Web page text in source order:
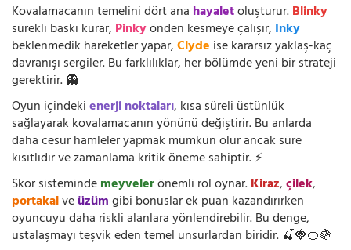
Kovalamacanın temelini dört ana hayaletoluşturur.Blinky
sürekli baskı kurar, Pinkyönden kesmeye çalışır, Inky
beklenmedik hareketler yapar,Clyde ise kararsız yaklaş-kaç
davranışı sergiler. Bu farklılıklar, her bölümde yeni bir strateji
gerektirir. 👻
Oyun içindekienerji noktaları, kısa süreli üstünlük
sağlayarak kovalamacanın yönünü değiştirir. Bu anlarda
daha cesur hamleler yapmak mümkün olur ancak süre
kısıtlıdır ve zamanlama kritik öneme sahiptir. ⚡
Skor sistemindemeyvelerönemli rol oynar.Kiraz,çilek,
portakalveüzümgibi bonuslar ek puan kazandırırken
oyuncuyu daha riskli alanlara yönlendirebilir. Bu denge,
ustalaşmayı teşvik eden temel unsurlardan biridir. 🍒🍓🍊🍇